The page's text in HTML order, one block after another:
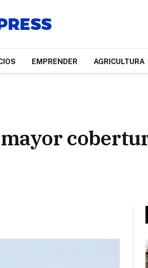
EMPRENDER AGRICULTURA